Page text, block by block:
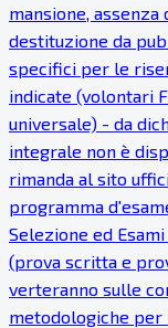
mansione,
destituzione da
specifici per le
indicate (volontari
universale) - da
integrale non è
rimanda al sito
programma
Selezione ed
(prova scritta e
verteranno sulle
metodologiche per